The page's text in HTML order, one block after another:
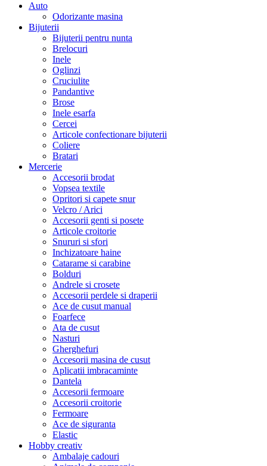
Auto
Odorizante masina
Bijuterii
Bijuterii pentru nunta
Brelocuri
Inele
Oglinzi
Cruciulite
Pandantive
Brose
Inele esarfa
Cercei
Articole confectionare bijuterii
Coliere
Bratari
Mercerie
Accesorii brodat
Vopsea textile
Opritori si capete snur
Velcro / Arici
Accesorii genti si posete
Articole croitorie
Snururi si sfori
Inchizatoare haine
Catarame si carabine
Bolduri
Andrele si crosete
Accesorii perdele si draperii
Ace de cusut manual
Foarfece
Ata de cusut
Nasturi
Gherghefuri
Accesorii masina de cusut
Aplicatii imbracaminte
Dantela
Accesorii fermoare
Accesorii croitorie
Fermoare
Ace de siguranta
Elastic
Hobby creativ
Ambalaje cadouri